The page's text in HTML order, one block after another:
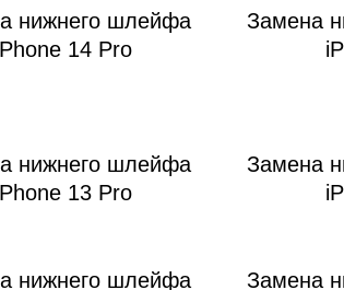
нижнего шлейфа
14 Pro
Замена
нижнего шлейфа
13 Pro
Замена
нижнего шлейфа
Замена